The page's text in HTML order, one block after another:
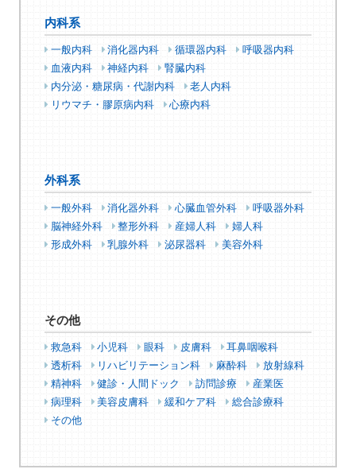
内科系
一般内科 消化器内科 循環器内科
呼吸器内科
血液内科
神経内科
腎臓内科
内分泌・糖尿病・代謝内科
老人内科
リウマチ・膠原病内科
心療内科
外科系
一般外科 消化器外科 心臓血管外科
呼吸器外科
脳神経外科
整形外科 産婦人科
婦人科
形成外科
乳腺外科 泌尿器科 美容外科
その他
救急科 小児科 眼科 皮膚科
耳鼻咽喉科
透析科
リハビリテーション科 麻酔科
放射線科
精神科
健診・人間ドック 訪問診療
産業医
病理科
美容皮膚科 緩和ケア科
総合診療科
その他